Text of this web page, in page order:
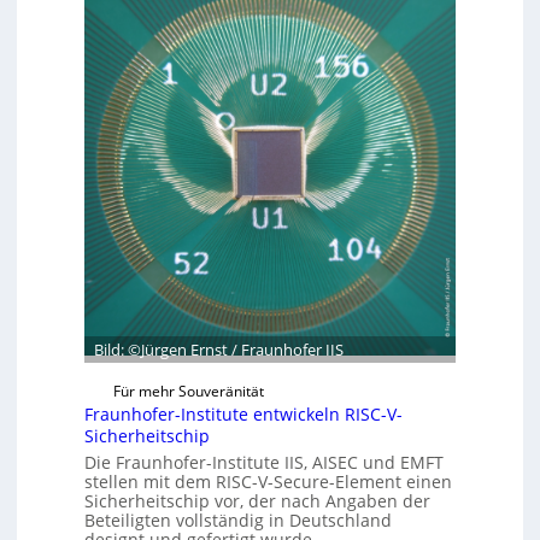
e
n
u
m
C
y
b
R
e
s
i
l
i
e
c
e
A
c
t
a
g
r
ü
n
t
G
e
s
c
h
ä
t
s
e
i
n
h
Bild: ©Jürgen Ernst / Fraunhofer IIS
Für mehr Souveränität
Fraunhofer-Institute entwickeln RISC-V-
Sicherheitschip
Die Fraunhofer-Institute IIS, AISEC und EMFT
stellen mit dem RISC-V-Secure-Element einen
Sicherheitschip vor, der nach Angaben der
Beteiligten vollständig in Deutschland